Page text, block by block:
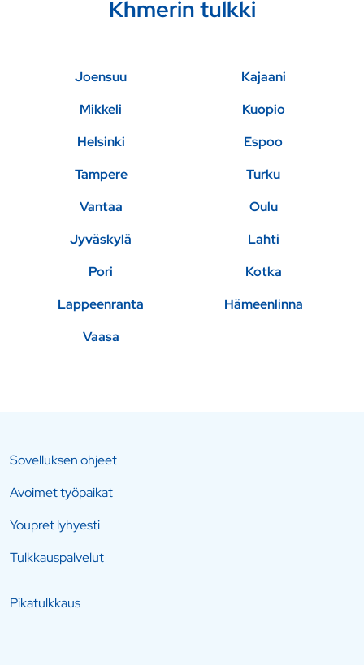
Khmerin tulkki
Joensuu
Kajaani
Mikkeli
Kuopio
Helsinki
Espoo
Tampere
Turku
Vantaa
Oulu
Jyväskylä
Lahti
Pori
Kotka
Lappeenranta
Hämeenlinna
Vaasa
Sovelluksen ohjeet
Avoimet työpaikat
Youpret lyhyesti
Tulkkauspalvelut
Pikatulkkaus